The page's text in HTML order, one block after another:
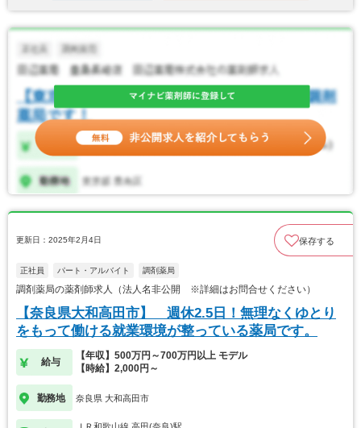
更新日：2025年2月4日 保存する
正社員 パート・アルバイト 調剤薬局
調剤薬局の薬剤師求人（法人名非公開 ※詳細はお問合せください）
【奈良県大和高田市】 週休2.5日！無理なくゆとり
をもって働ける就業環境が整っている薬局です。
給与
【年収】500万円～700万円以上 モデル
【時給】2,000円～
勤務地 奈良県 大和高田市